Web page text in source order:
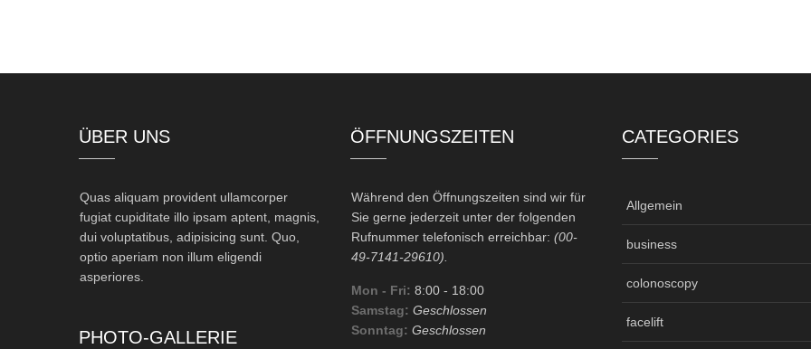
ÜBER UNS
Quas aliquam provident ullamcorper
fugiat cupiditate illo ipsam aptent, magnis,
dui voluptatibus, adipisicing sunt. Quo,
optio aperiam non illum eligendi
asperiores.
PHOTO-GALLERIE
ÖFFNUNGSZEITEN
Während den Öffnungszeiten sind wir für
Sie gerne jederzeit unter der folgenden
Rufnummer telefonisch erreichbar: (00-
49-7141-29610).
Mon - Fri: 8:00 - 18:00
Samstag: Geschlossen
Sonntag: Geschlossen
CATEGORIES
Allgemein
business
colonoscopy
facelift